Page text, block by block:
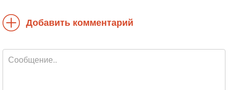
Добавить комментарий